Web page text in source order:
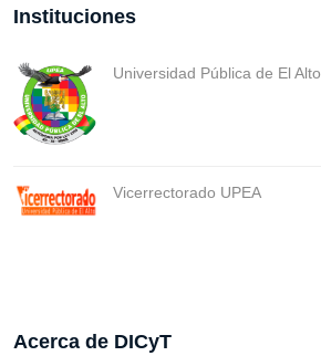
Instituciones
Universidad Pública de El Alto
Vicerrectorado UPEA
Acerca de DICyT